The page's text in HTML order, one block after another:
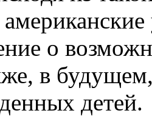
о
в
детей.